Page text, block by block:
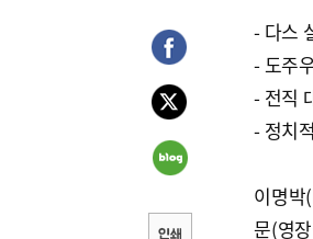
- 다스
- 도주
- 전직
- 정치
이명박
문(영